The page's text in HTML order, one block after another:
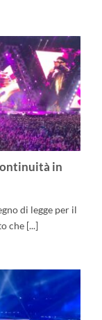
in
di legge per il
che [...]